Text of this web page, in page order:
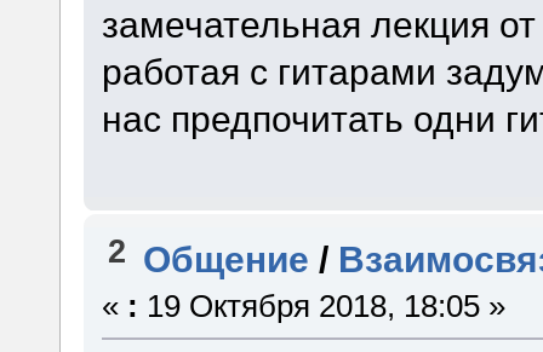
замечательная лекция
работая с гитарами
нас предпочитать одни
2 Общение /
« : 19 Октября 2018, 18:05 »